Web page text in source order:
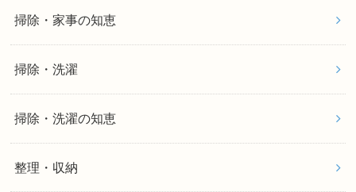
掃除・家事の知恵
掃除・洗濯
掃除・洗濯の知恵
整理・収納